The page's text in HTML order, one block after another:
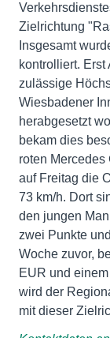
Zielrichtung
Insgesamt
kontrolliert.
zulässige
Wiesbadener
herabgesetzt
bekam dies
roten Mercedes
auf Freitag die
73 km/h. Dort
den jungen
zwei Punkte
Woche zuvor,
EUR und
wird der
mit dieser